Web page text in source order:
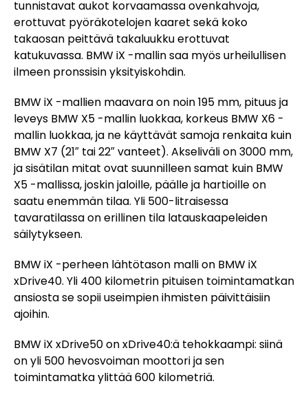
tunnistavat aukot korvaamassa ovenkahvoja,
erottuvat pyöräkotelojen kaaret sekä koko
takaosan peittävä takaluukku erottuvat
katukuvassa. BMW iX -mallin saa myös urheilullisen
ilmeen pronssisin yksityiskohdin.
BMW iX -mallien maavara on noin 195 mm, pituus ja
leveys BMW X5 -mallin luokkaa, korkeus BMW X6 -
mallin luokkaa, ja ne käyttävät samoja renkaita kuin
BMW X7 (21″ tai 22″ vanteet). Akseliväli on 3000 mm,
ja sisätilan mitat ovat suunnilleen samat kuin BMW
X5 -mallissa, joskin jaloille, päälle ja hartioille on
saatu enemmän tilaa. Yli 500-litraisessa
tavaratilassa on erillinen tila latauskaapeleiden
säilytykseen.
BMW iX -perheen lähtötason malli on BMW iX
xDrive40. Yli 400 kilometrin pituisen toimintamatkan
ansiosta se sopii useimpien ihmisten päivittäisiin
ajoihin.
BMW iX xDrive50 on xDrive40:ä tehokkaampi: siinä
on yli 500 hevosvoiman moottori ja sen
toimintamatka ylittää 600 kilometriä.